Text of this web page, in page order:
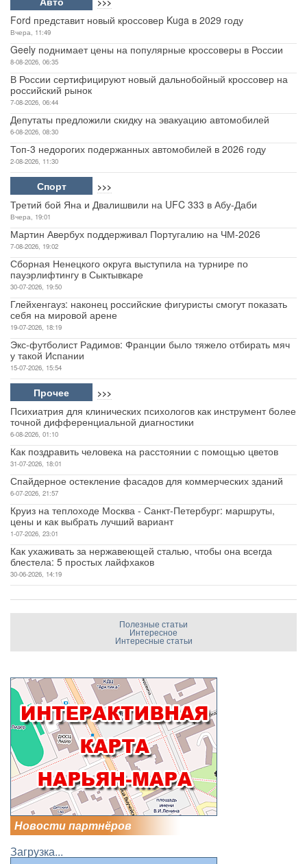
Ford представит новый кроссовер Kuga в 2029 году
Вчера, 11:49
Geely поднимает цены на популярные кроссоверы в России
8-08-2026, 06:35
В России сертифицируют новый дальнобойный кроссовер на
российский рынок
7-08-2026, 06:44
Депутаты предложили скидку на эвакуацию автомобилей
6-08-2026, 08:30
Топ-3 недорогих подержанных автомобилей в 2026 году
2-08-2026, 11:30
Спорт >>>
Третий бой Яна и Двалишвили на UFC 333 в Абу-Даби
Вчера, 19:01
Мартин Авербух поддерживал Португалию на ЧМ-2026
7-08-2026, 19:02
Сборная Ненецкого округа выступила на турнире по
пауэрлифтингу в Сыктывкаре
30-07-2026, 19:50
Глейхенгауз: наконец российские фигуристы смогут показать
себя на мировой арене
19-07-2026, 18:19
Экс-футболист Радимов: Франции было тяжело отбирать мяч
у такой Испании
15-07-2026, 15:54
Прочее >>>
Психиатрия для клинических психологов как инструмент более
точной дифференциальной диагностики
6-08-2026, 01:10
Как поздравить человека на расстоянии с помощью цветов
31-07-2026, 18:01
Спайдерное остекление фасадов для коммерческих зданий
6-07-2026, 21:57
Круиз на теплоходе Москва - Санкт-Петербург: маршруты,
цены и как выбрать лучший вариант
1-07-2026, 23:01
Как ухаживать за нержавеющей сталью, чтобы она всегда
блестела: 5 простых лайфхаков
30-06-2026, 14:19
Полезные статьи
Интересное
Интересные статьи
Новости партнёров
Загрузка...